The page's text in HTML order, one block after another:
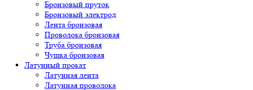
Бронзовый пруток
Бронзовый электрод
Лента бронзовая
Проволока бронзовая
Труба бронзовая
Чушка бронзовая
Латунный прокат
Латунная лента
Латунная проволока